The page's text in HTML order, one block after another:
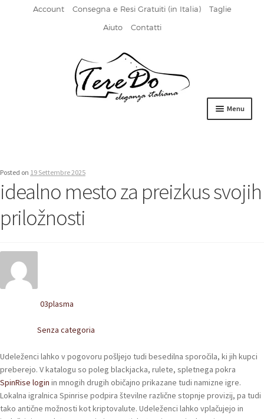
Account Consegna e Resi Gratuiti (in Italia)
Taglie
Aiuto
Contatti
Menu
FIBBIA
FRANCESINE
POLACCHINE
SCARPONCINI
SNEAKERS
STIVALETTI CHELSEA
CINTURE
TENDISCARPE
Posted on 19 Settembre 2025
idealno mesto za preizkus svojih
priložnosti
03plasma
Senza categoria
Udeleženci lahko v pogovoru pošljejo tudi besedilna sporočila, ki jih kupci
preberejo. V katalogu so poleg blackjacka, rulete, spletnega pokra
SpinRise login in mnogih drugih običajno prikazane tudi namizne igre.
Lokalna igralnica Spinrise podpira številne različne stopnje provizij, pa tudi
tako antične možnosti kot kriptovalute. Udeleženci lahko vplačujejo in